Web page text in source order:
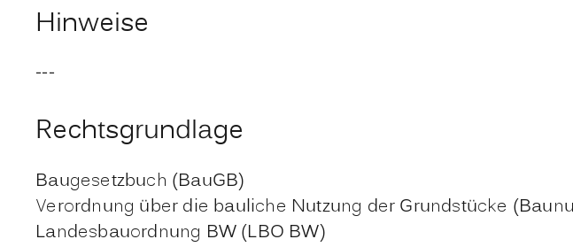
Hinweise
---
Rechtsgrundlage
Baugesetzbuch (BauGB)
Verordnung über die bauliche Nutzung der Grundstücke
Landesbauordnung BW (LBO BW)